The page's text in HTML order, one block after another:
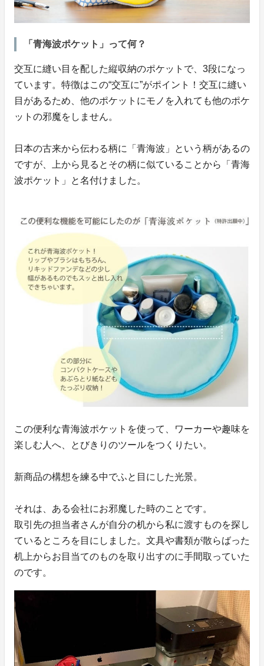
「青海波ポケット」って何？
交互に縫い目を配した縦収納のポケットで、3段になっ
ています。特徴はこの“交互に”がポイント！交互に縫い
目があるため、他のポケットにモノを入れても他のポケ
ットの邪魔をしません。
日本の古来から伝わる柄に「青海波」という柄があるの
ですが、上から見るとその柄に似ていることから「青海
波ポケット」と名付けました。
この便利な青海波ポケットを使って、ワーカーや趣味を
楽しむ人へ、とびきりのツールをつくりたい。
新商品の構想を練る中でふと目にした光景。
それは、ある会社にお邪魔した時のことです。
取引先の担当者さんが自分の机から私に渡すものを探し
ているところを目にしました。文具や書類が散らばった
机上からお目当てのものを取り出すのに手間取っていた
のです。